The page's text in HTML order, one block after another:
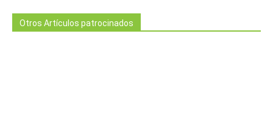
Otros Artículos patrocinados